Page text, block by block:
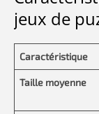
jeux de
Caractéristique
Taille moyenne